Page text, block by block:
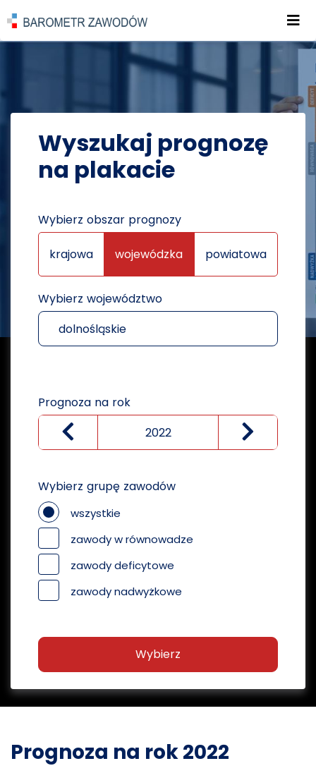
POWRÓT DO STRONY GŁÓWNEJPROGNOZY NA PLAKATACH
Wyszukaj prognozę
na plakacie
Wybierz obszar prognozy
krajowa wojewódzka powiatowa
Wybierz województwo
dolnośląskie
Prognoza na rok
Wybierz grupę zawodów
wszystkie
zawody w równowadze
zawody deficytowe
zawody nadwyżkowe
Wybierz
Prognoza na rok 2022